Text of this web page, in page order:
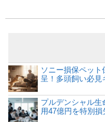
ソニー損保ペッ
呈！多頭飼い必見
プルデンシャル
用47億円を特別